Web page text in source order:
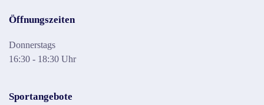
Öffnungszeiten
Donnerstags
16:30 - 18:30 Uhr
Sportangebote